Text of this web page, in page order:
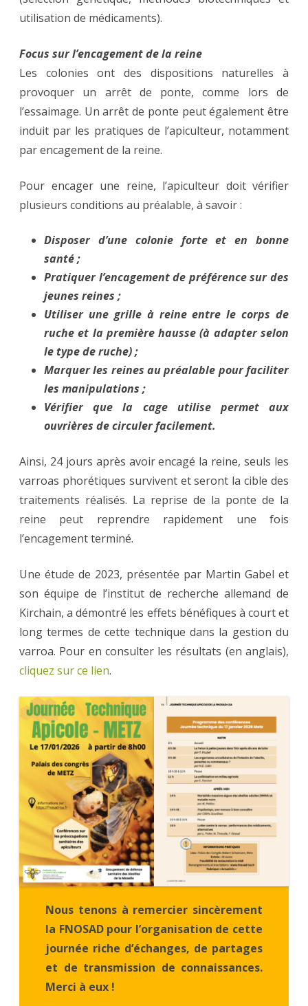
utilisation de médicaments).
Focus sur l’encagement de la reine
Les colonies ont des dispositions naturelles à
provoquer un arrêt de ponte, comme lors de
l’essaimage. Un arrêt de ponte peut également être
induit par les pratiques de l’apiculteur, notamment
par encagement de la reine.
Pour encager une reine, l’apiculteur doit vérifier
plusieurs conditions au préalable, à savoir :
Disposer d’une colonie forte et en bonne
santé ;
Pratiquer l’encagement de préférence sur des
jeunes reines ;
Utiliser une grille à reine entre le corps de
ruche et la première hausse (à adapter selon
le type de ruche) ;
Marquer les reines au préalable pour faciliter
les manipulations ;
Vérifier que la cage utilise permet aux
ouvrières de circuler facilement.
Ainsi, 24 jours après avoir encagé la reine, seuls les
varroas phorétiques survivent et seront la cible des
traitements réalisés. La reprise de la ponte de la
reine peut reprendre rapidement une fois
l’encagement terminé.
Une étude de 2023, présentée par Martin Gabel et
son équipe de l’institut de recherche allemand de
Kirchain, a démontré les effets bénéfiques à court et
long termes de cette technique dans la gestion du
varroa. Pour en consulter les résultats (en anglais),
cliquez sur ce lien.
Nous tenons à remercier sincèrement
la FNOSAD pour l’organisation de cette
journée riche d’échanges, de partages
et de transmission de connaissances.
Merci à eux !